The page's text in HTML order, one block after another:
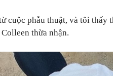
cuộc phẫu thuật, và tôi thấy
Colleen thừa nhận.